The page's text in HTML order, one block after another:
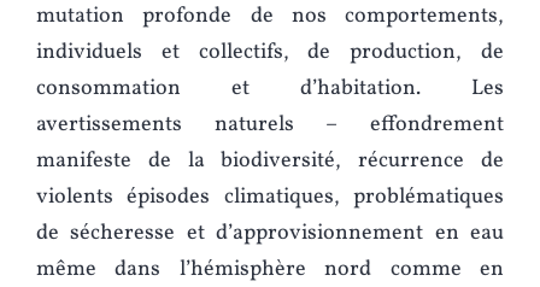
mutation profonde de nos comportements,
individuels et collectifs, de production, de
consommation et d’habitation. Les
avertissements naturels – effondrement
manifeste de la biodiversité, récurrence de
violents épisodes climatiques, problématiques
de sécheresse et d’approvisionnement en eau
même dans l’hémisphère nord comme en